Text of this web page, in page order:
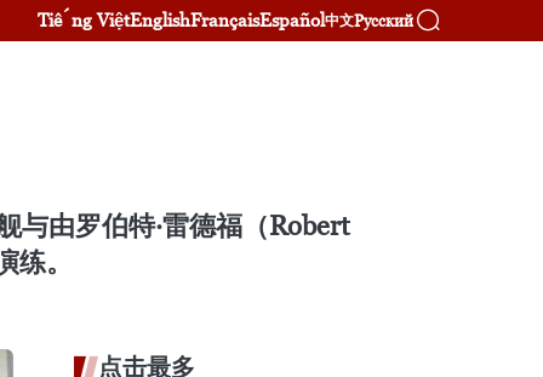
Tiếng ViệtEnglishFrançaisEspañol中文Русский
与由罗伯特·雷德福（Robert
。
点击最多